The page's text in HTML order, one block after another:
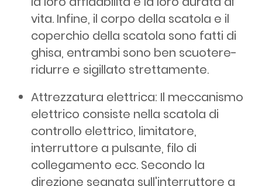
vita. Infine, il corpo della scatola e il
coperchio della scatola sono fatti di
ghisa, entrambi sono ben scuotere-
ridurre e sigillato strettamente.
Attrezzatura elettrica: Il meccanismo
elettrico consiste nella scatola di
controllo elettrico, limitatore,
interruttore a pulsante, filo di
collegamento ecc. Secondo la
direzione segnata sull'interruttore a